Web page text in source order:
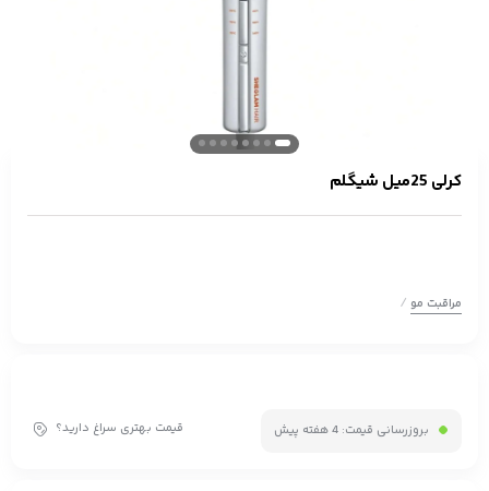
کرلی 25میل شیگلم
مراقبت مو /
بروزرسانی قیمت: 4 هفته پیش قیمت بهتری سراغ دارید؟